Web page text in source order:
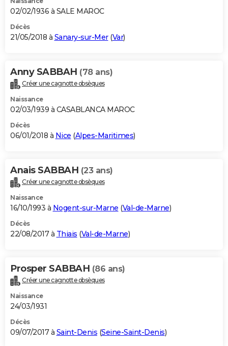
02/02/1936 à SALE MAROC
Décès
21/05/2018 à Sanary-sur-Mer(Var)
Anny SABBAH (78 ans)
Créer une cagnotte obsèques
Naissance
02/03/1939 à CASABLANCA MAROC
Décès
06/01/2018 à Nice (Alpes-Maritimes)
Anais SABBAH (23 ans)
Créer une cagnotte obsèques
Naissance
16/10/1993 à Nogent-sur-Marne (Val-de-Marne)
Décès
22/08/2017 à Thiais (Val-de-Marne)
Prosper SABBAH (86 ans)
Créer une cagnotte obsèques
Naissance
24/03/1931
Décès
09/07/2017 à Saint-Denis (Seine-Saint-Denis)